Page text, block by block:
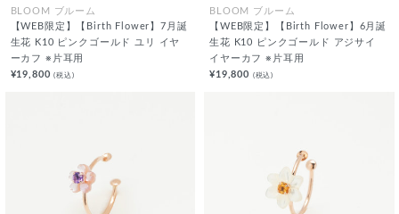
BLOOM ブルーム
【WEB限定】【Birth Flower】7月誕
生花 K10 ピンクゴールド ユリ イヤ
ーカフ ※片耳用
¥19,800(税込)
BLOOM ブルーム
【WEB限定】【Birth Flower】6月誕
生花 K10 ピンクゴールド アジサイ
イヤーカフ ※片耳用
¥19,800 (税込)